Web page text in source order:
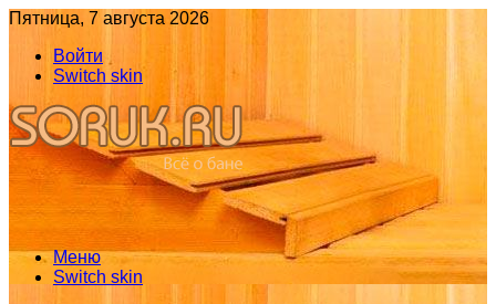
Пятница, 7 августа 2026
Войти
Switch skin
Меню
Switch skin